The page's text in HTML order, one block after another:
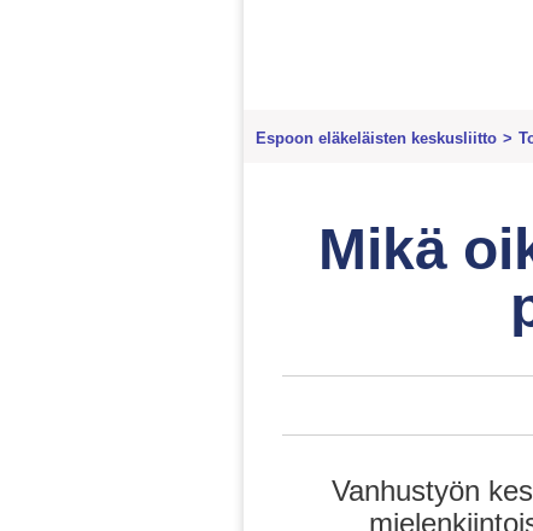
Espoon eläkeläisten keskusliitto >
Mikä
Vanhustyön